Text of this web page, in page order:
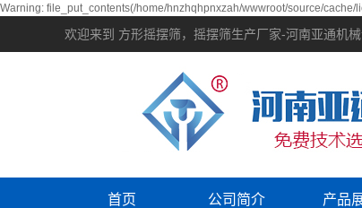
Warning: file_put_contents(/home/hnzhqhpnxzah/wwwroot/source/
欢迎来到 方形摇摆筛，摇摆筛生产厂家-河南亚通机械
首页 公司简介 产品